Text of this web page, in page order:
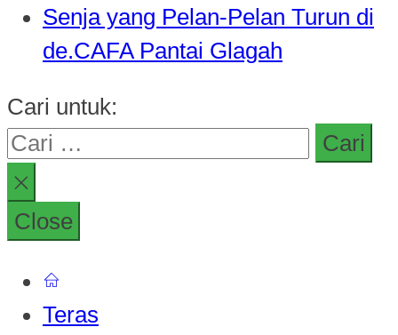
Senja yang Pelan-Pelan Turun di
de.CAFA Pantai Glagah
Cari untuk:
Close
Teras